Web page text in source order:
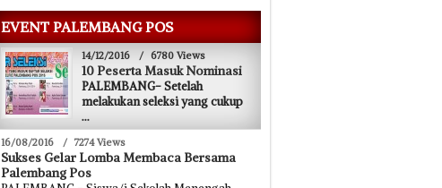
EVENT PALEMBANG POS
14/12/2016 / 6780 Views
10 Peserta Masuk Nominasi
PALEMBANG- Setelah
melakukan seleksi yang cukup
...
16/08/2016 / 7274 Views
Sukses Gelar Lomba Membaca Bersama
Palembang Pos